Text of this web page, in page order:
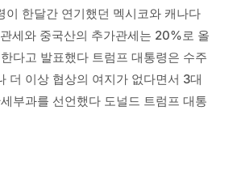
이 한달간 연기했던 멕시코와 캐나다
세와 중국산의 추가관세는 20%로 올
다고 발표했다 트럼프 대통령은 수주
더 이상 협상의 여지가 없다면서 3대
부과를 선언했다 도널드 트럼프 대통